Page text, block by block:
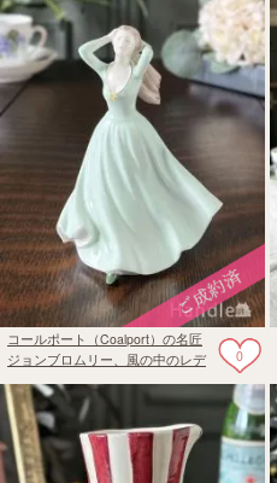
0
コールポート（Coalport）の名匠
ジョンブロムリー、風の中のレデ